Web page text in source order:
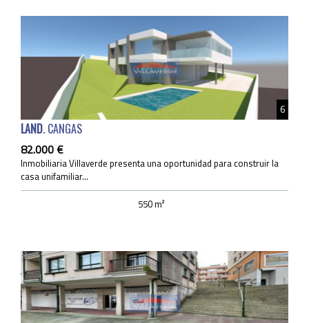
6
LAND. CANGAS
82.000 €
Inmobiliaria Villaverde presenta una oportunidad para construir la
casa unifamiliar...
550 m²